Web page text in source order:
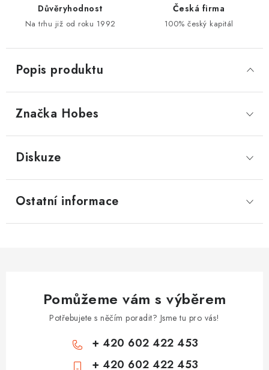
Obchodní podmínky
Kontakty
Naše výhody
Bezpečnostní třídy
Důvěryhodnost
Na trhu již od roku 1992
Česká firma
100% český kapitál
Popis produktu
Značka Hobes
Diskuze
Ostatní informace
Pomůžeme vám s výběrem
Potřebujete s něčím poradit? Jsme tu pro vás!
+ 420 602 422 453
+ 420 602 422 453